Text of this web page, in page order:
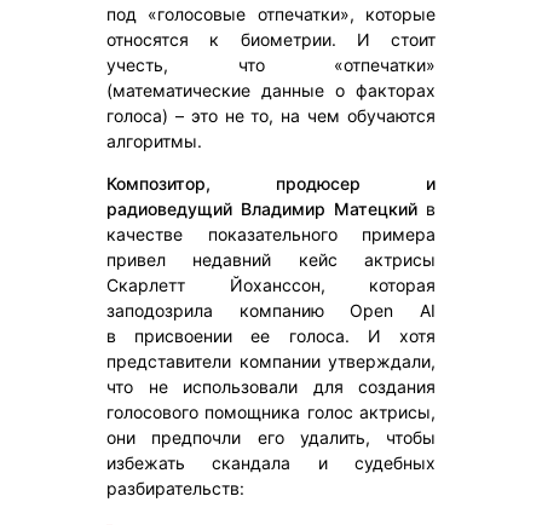
под «голосовые отпечатки», которые
относятся к биометрии. И стоит
учесть, что «отпечатки»
(математические данные о факторах
голоса) – это не то, на чем обучаются
алгоритмы.
Композитор, продюсер и
радиоведущий Владимир Матецкий в
качестве показательного примера
привел недавний кейс актрисы
Скарлетт Йоханссон, которая
заподозрила компанию Open AI
в присвоении ее голоса. И хотя
представители компании утверждали,
что не использовали для создания
голосового помощника голос актрисы,
они предпочли его удалить, чтобы
избежать скандала и судебных
разбирательств: